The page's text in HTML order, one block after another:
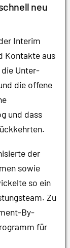
neu
Interim
Kontakte aus
Unter-
die offene
und dass
der
sowie
so ein
Zu
By-
für